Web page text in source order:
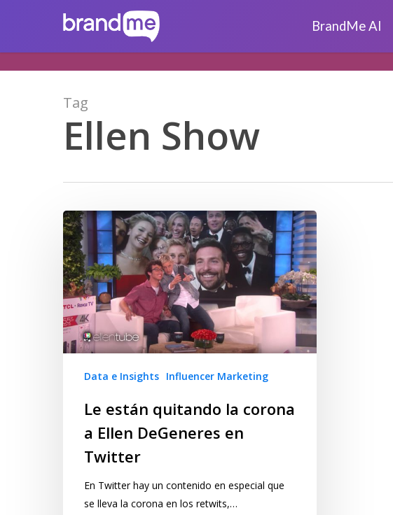
BrandMe AI
Tag
Ellen Show
Data e Insights Influencer Marketing
Le están quitando la corona
a Ellen DeGeneres en
Twitter
En Twitter hay un contenido en especial que
se lleva la corona en los retwits,…